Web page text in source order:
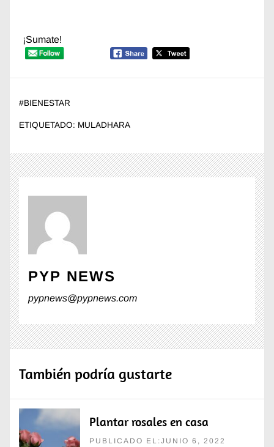
¡Sumate!
#BIENESTAR
ETIQUETADO: MULADHARA
PYP NEWS
pypnews@pypnews.com
También podría gustarte
Plantar rosales en casa
PUBLICADO EL:JUNIO 6, 2022